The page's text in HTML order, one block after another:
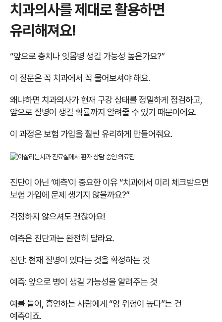
치과의사를 제대로 활용하면
유리해져요!
“앞으로 충치나 잇몸병 생길 가능성 높은가요?”
이 질문은 꼭 치과에서 꼭 물어보셔야 해요.
왜냐하면 치과의사가 현재 구강 상태를 정밀하게 점검하고,
앞으로 질병이 생길 확률까지 알려줄 수 있기 때문이에요.
이 과정은 보험 가입을 훨씬 유리하게 만들어줘요.
진단이 아닌 ‘예측’이 중요한 이유 “치과에서 미리 체크받으면
보험 가입에 문제 생기지 않을까요?”
걱정하지 않으셔도 괜찮아요!
예측은 진단과는 완전히 달라요.
진단: 현재 질병이 있다는 것을 확정하는 것
예측: 앞으로 병이 생길 가능성을 알려주는 것
예를 들어, 흡연하는 사람에게 “암 위험이 높다”는 건
예측이죠.